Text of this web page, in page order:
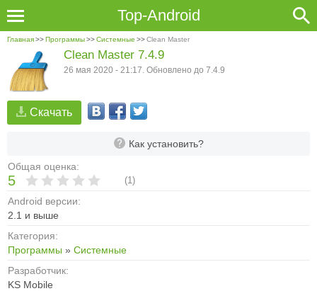
Top-Android
Главная>>Программы>>Системные >>Clean Master
Скачать
Как установить?
Общая оценка:
5 (1)
Android версии:
2.1 и выше
Категория:
Программы » Системные
Разработчик:
KS Mobile
Clean Master 7.4.9
26 мая 2020 - 21:17. Обновлено до 7.4.9